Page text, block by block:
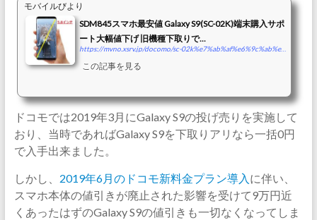
モバイルびより
SDM845スマホ最安値 Galaxy S9(SC-02K)端末購入サポ
ート大幅値下げ 旧機種下取りで...
https://mvno.xsrv.jp/docomo/sc-02k%e7%ab%af%e6%9c%ab%e8%b3%bc%e5%85%a5%e3%82%b5%e3%83%9d%e3%83%bc%e3%83%88/
この記事を見る
ドコモでは2019年3月にGalaxy S9の投げ売りを実施して
おり、当時であればGalaxy S9を下取りアリなら一括0円
で入手出来ました。
しかし、 2019年6月のドコモ新料金プラン導入 に伴い、
スマホ本体の値引きが廃止された影響を受けて9万円近
くあったはずのGalaxy S9の値引きも一切なくなってしま